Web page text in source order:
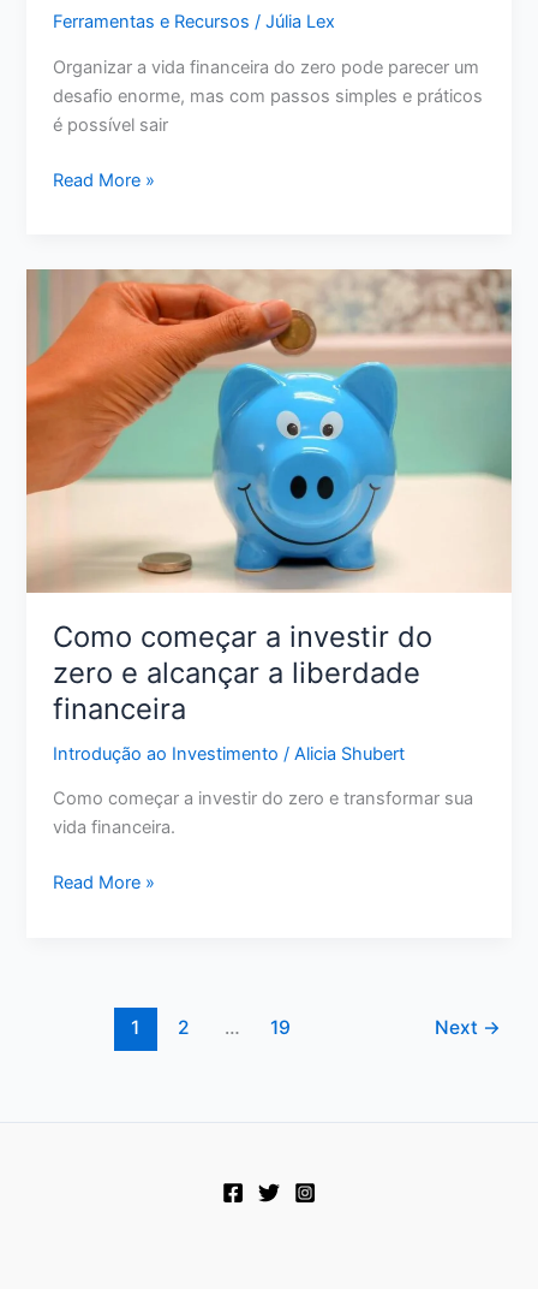
Ferramentas e Recursos /Júlia Lex
Organizar a vida financeira do zero pode parecer um
desafio enorme, mas com passos simples e práticos
é possível sair
Como
Vida
Financeira
do
Zero:
Passo
Passo
para
Sair
Read More »
Como começar a investir do
zero e alcançar a liberdade
financeira
Introdução ao Investimento /Alicia Shubert
Como começar a investir do zero e transformar sua
vida financeira.
Como
Read More »
1 2 … 19 Next →